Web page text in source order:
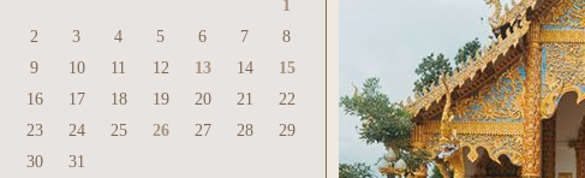
1
2
3 4 5 6 7
8
9
10 11 12 13 14
15
16
17 18 19 20 21
22
23
24 25 26 27 28
29
30
31